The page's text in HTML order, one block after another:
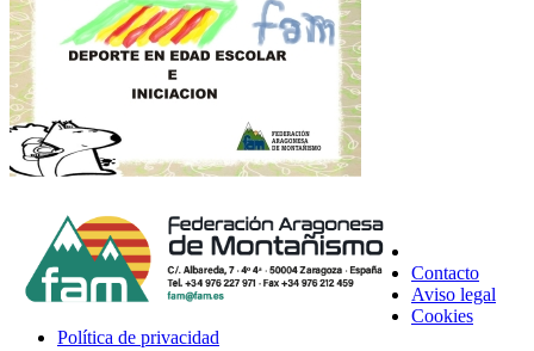
Contacto
Aviso legal
Cookies
Política de privacidad